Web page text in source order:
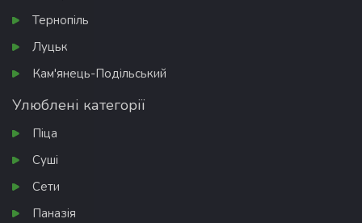
Тернопіль
Луцьк
Кам'янець-Подільський
Улюблені категорії
Піца
Суші
Сети
Паназія